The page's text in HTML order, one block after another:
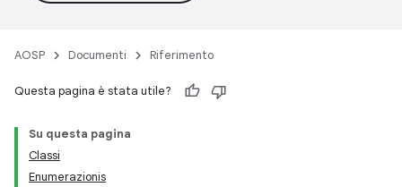
AOSP Documenti Riferimento
Questa pagina è stata utile?
Su questa pagina
Classi
Enumerazionis